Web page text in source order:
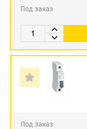
Под заказ
Под заказ